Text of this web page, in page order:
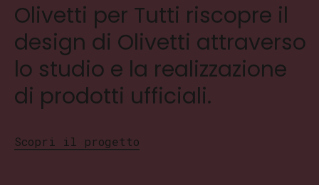
Olivetti per Tutti riscopre il
design di Olivetti attraverso
lo studio e la realizzazione
di prodotti ufficiali.
Scopri il progetto